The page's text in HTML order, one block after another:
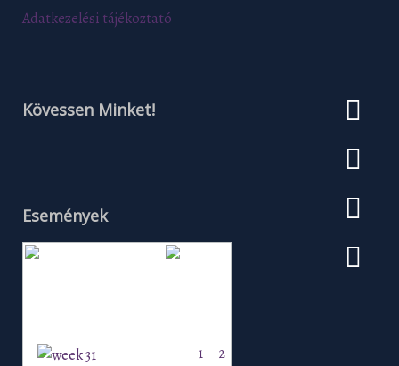
Adatkezelési tájékoztató
Kövessen Minket!
Események
1
2